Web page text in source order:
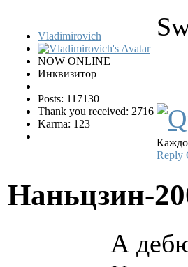
Vladimirovich
NOW ONLINE
Инквизитор
Posts: 117130
Thank you received: 2716
Karma: 123
Reply
Наньцзин-
А